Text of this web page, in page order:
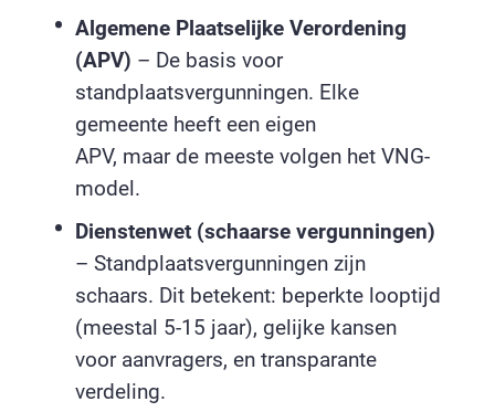
Algemene Plaatselijke Verordening
(APV) – De basis voor
standplaatsvergunningen. Elke
gemeente heeft een eigen
APV, maar de meeste volgen het VNG-
model.
Dienstenwet (schaarse vergunningen)
– Standplaatsvergunningen zijn
schaars. Dit betekent: beperkte looptijd
(meestal 5-15 jaar), gelijke kansen
voor aanvragers, en transparante
verdeling.